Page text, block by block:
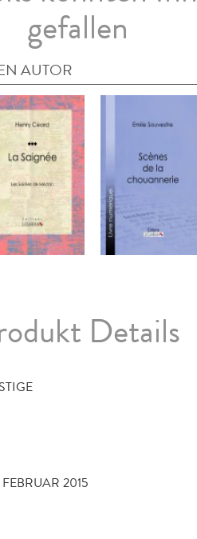
gefallen
AUTOR
Details
2015